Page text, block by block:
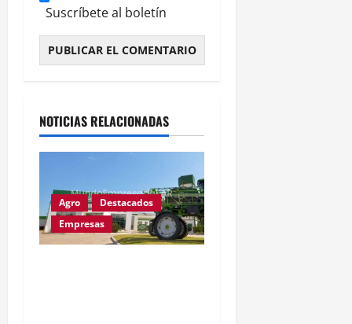
Suscríbete al boletín
NOTICIAS RELACIONADAS
Agro
Destacados
Empresas